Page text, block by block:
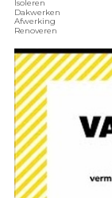
Isoleren
Dakwerken
Afwerking
Renoveren